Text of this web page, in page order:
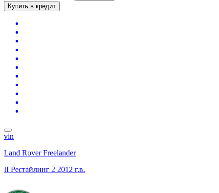
Купить в кредит
vin
Land Rover Freelander
II Рестайлинг 2 2012 г.в.